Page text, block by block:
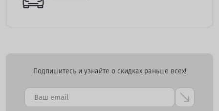
Подпишитесь и узнайте о скидках раньше всех!